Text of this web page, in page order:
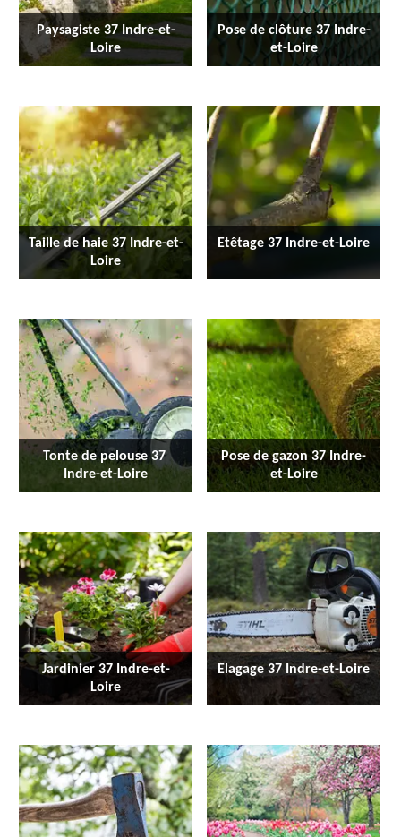
Paysagiste 37 Indre-et-
Loire
Pose de clôture 37 Indre-
et-Loire
Taille de haie 37 Indre-et-
Loire
Etêtage 37 Indre-et-Loire
Tonte de pelouse 37
Indre-et-Loire
Pose de gazon 37 Indre-
et-Loire
Jardinier 37 Indre-et-
Loire
Elagage 37 Indre-et-Loire